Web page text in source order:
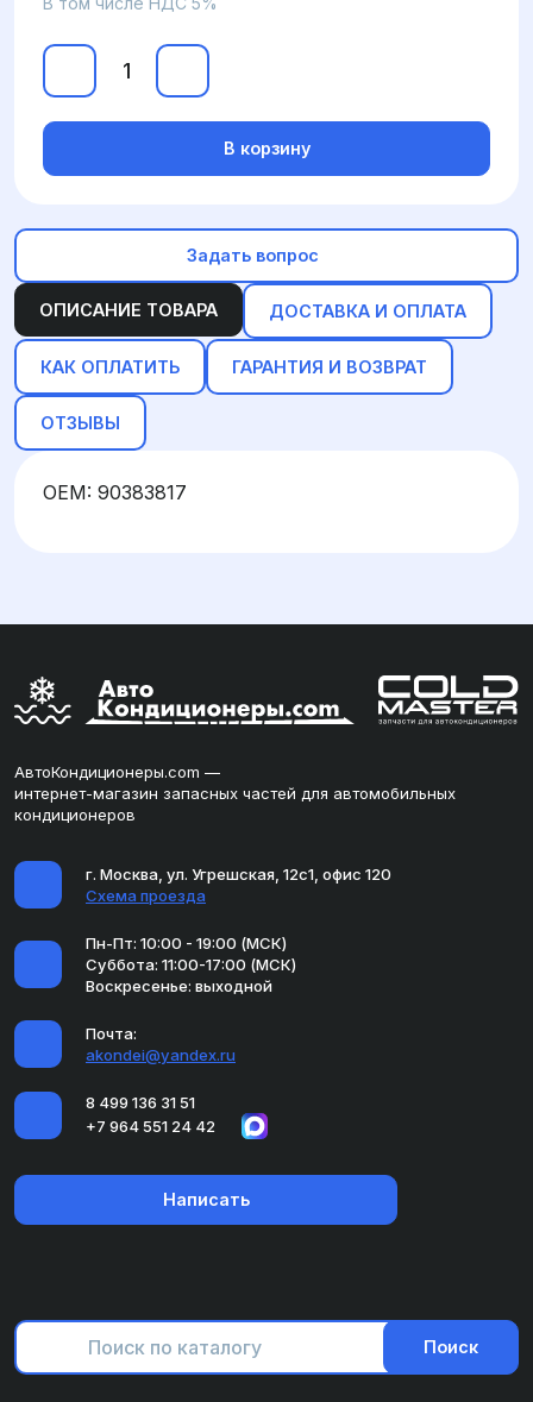
ОПИСАНИЕ ТОВАРА ДОСТАВКА И ОПЛАТА
КАК ОПЛАТИТЬ ГАРАНТИЯ И ВОЗВРАТ
ОТЗЫВЫ
OEM: 90383817
В корзину
Задать вопрос
АвтоКондиционеры.com —
интернет-магазин запасных частей для автомобильных
кондиционеров
г. Москва, ул. Угрешская, 12с1, офис 120
Схема проезда
Пн-Пт: 10:00 - 19:00 (МСК)
Суббота: 11:00-17:00 (МСК)
Воскресенье: выходной
Почта:
akondei@yandex.ru
8 499 136 31 51
+7 964 551 24 42
Написать
Поиск